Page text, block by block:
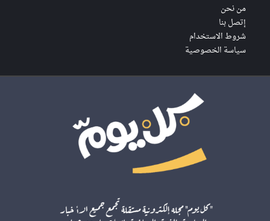
من نحن
إتصل بنا
شروط الاستخدام
سياسة الخصوصية